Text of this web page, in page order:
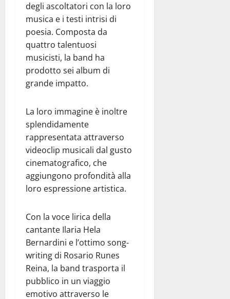
degli ascoltatori con la loro
musica e i testi intrisi di
poesia. Composta da
quattro talentuosi
musicisti, la band ha
prodotto sei album di
grande impatto.
La loro immagine è inoltre
splendidamente
rappresentata attraverso
videoclip musicali dal gusto
cinematografico, che
aggiungono profondità alla
loro espressione artistica.
Con la voce lirica della
cantante Ilaria Hela
Bernardini e l’ottimo song-
writing di Rosario Runes
Reina, la band trasporta il
pubblico in un viaggio
emotivo attraverso le